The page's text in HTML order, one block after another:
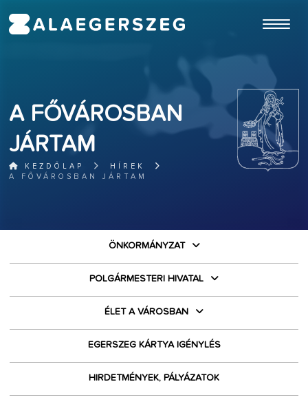
A FŐVÁROSBAN
JÁRTAM
KEZDŐLAP
HÍREK
A FŐVÁROSBAN JÁRTAM
ÖNKORMÁNYZAT
POLGÁRMESTERI HIVATAL
ÉLET A VÁROSBAN
EGERSZEG KÁRTYA IGÉNYLÉS
HIRDETMÉNYEK, PÁLYÁZATOK